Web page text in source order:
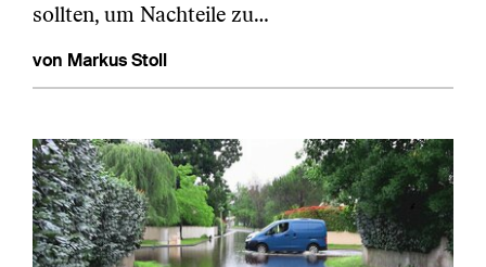
sollten, um Nachteile zu…
von Markus Stoll